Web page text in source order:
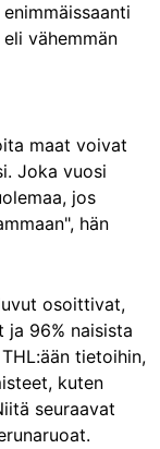
vähemmän
maat voivat
Joka vuosi
jos
hän
osoittivat,
ja 96% naisista
tietoihin,
kuten
seuraavat